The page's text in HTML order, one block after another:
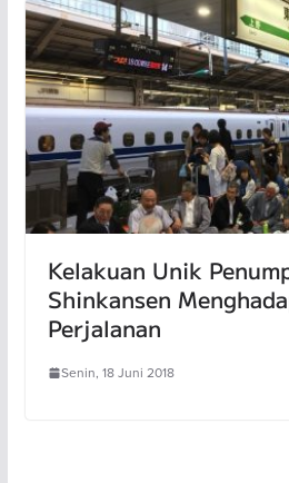
Kelakuan Unik
Shinkansen
Perjalanan
Senin, 18 Juni 2018